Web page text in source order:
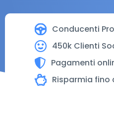
Conducenti
450k Clienti
Pagamenti
Risparmia fino